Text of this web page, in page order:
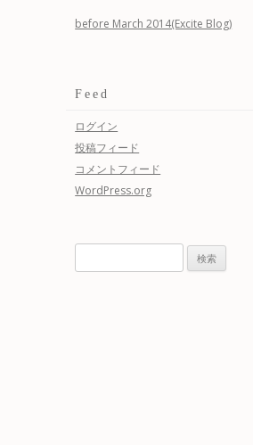
before March 2014(Excite Blog)
Feed
ログイン
投稿フィード
コメントフィード
WordPress.org
索: